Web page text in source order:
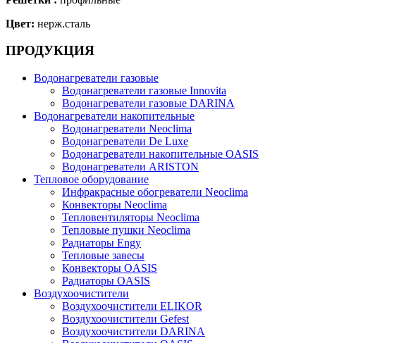
Цвет: нерж.сталь
ПРОДУКЦИЯ
Водонагреватели газовые
Водонагреватели газовые Innovita
Водонагреватели газовые DARINA
Водонагреватели накопительные
Водонагреватели Neoclima
Водонагреватели De Luxe
Водонагреватели накопительные OASIS
Водонагреватели ARISTON
Тепловое оборудование
Инфракрасные обогреватели Neoclima
Конвекторы Neoclima
Тепловентиляторы Neoclima
Тепловые пушки Neoclima
Радиаторы Engy
Тепловые завесы
Конвекторы OASIS
Радиаторы OASIS
Воздухоочистители
Воздухоочистители ELIKOR
Воздухоочистители Gefest
Воздухоочистители DARINA